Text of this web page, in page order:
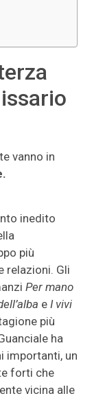
vanno in
inedito
più
relazioni. Gli
Per mano
e I vivi
più
ha
importanti, un
forti che
vicina alle